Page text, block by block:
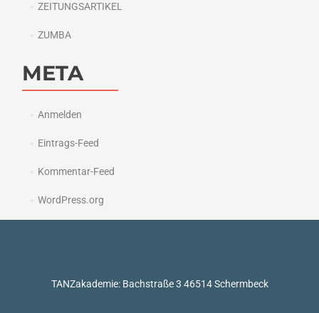
ZEITUNGSARTIKEL
ZUMBA
META
Anmelden
Eintrags-Feed
Kommentar-Feed
WordPress.org
TANZakademie: Bachstraße 3 46514 Schermbeck